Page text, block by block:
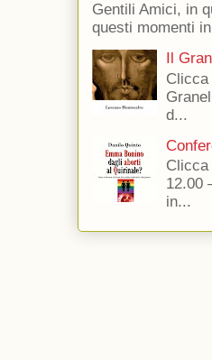
Gentili Amici, in
questi momenti
Il
d...
Clicca
12.00
in...